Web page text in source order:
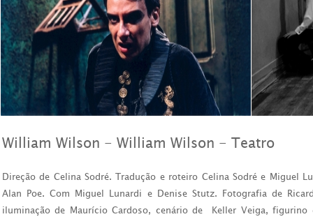
William Wilson - William Wilson - Teatro
Direção de Celina Sodré. Tradução e roteiro Celina Sodré e Miguel
Alan Poe. Com Miguel Lunardi e Denise Stutz. Fotografia de
iluminação de Maurício Cardoso, cenário de Keller Veiga, figurino